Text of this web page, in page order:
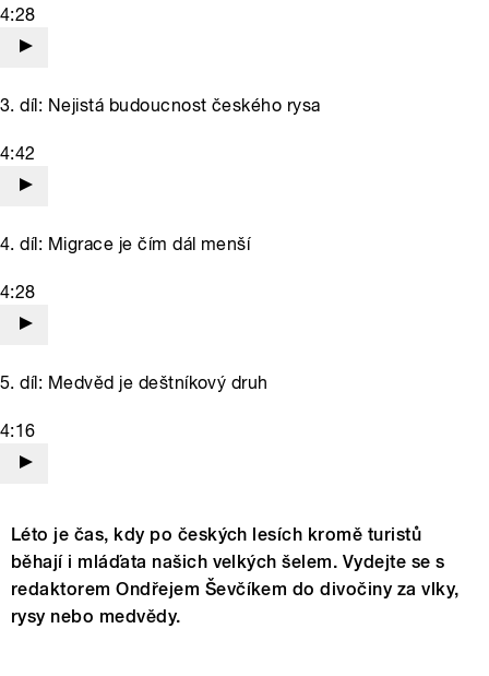
4:28
3. díl: Nejistá budoucnost českého rysa
4:42
4. díl: Migrace je čím dál menší
4:28
5. díl: Medvěd je deštníkový druh
4:16
Léto je čas, kdy po českých lesích kromě turistů
běhají i mláďata našich velkých šelem. Vydejte se s
redaktorem Ondřejem Ševčíkem do divočiny za vlky,
rysy nebo medvědy.